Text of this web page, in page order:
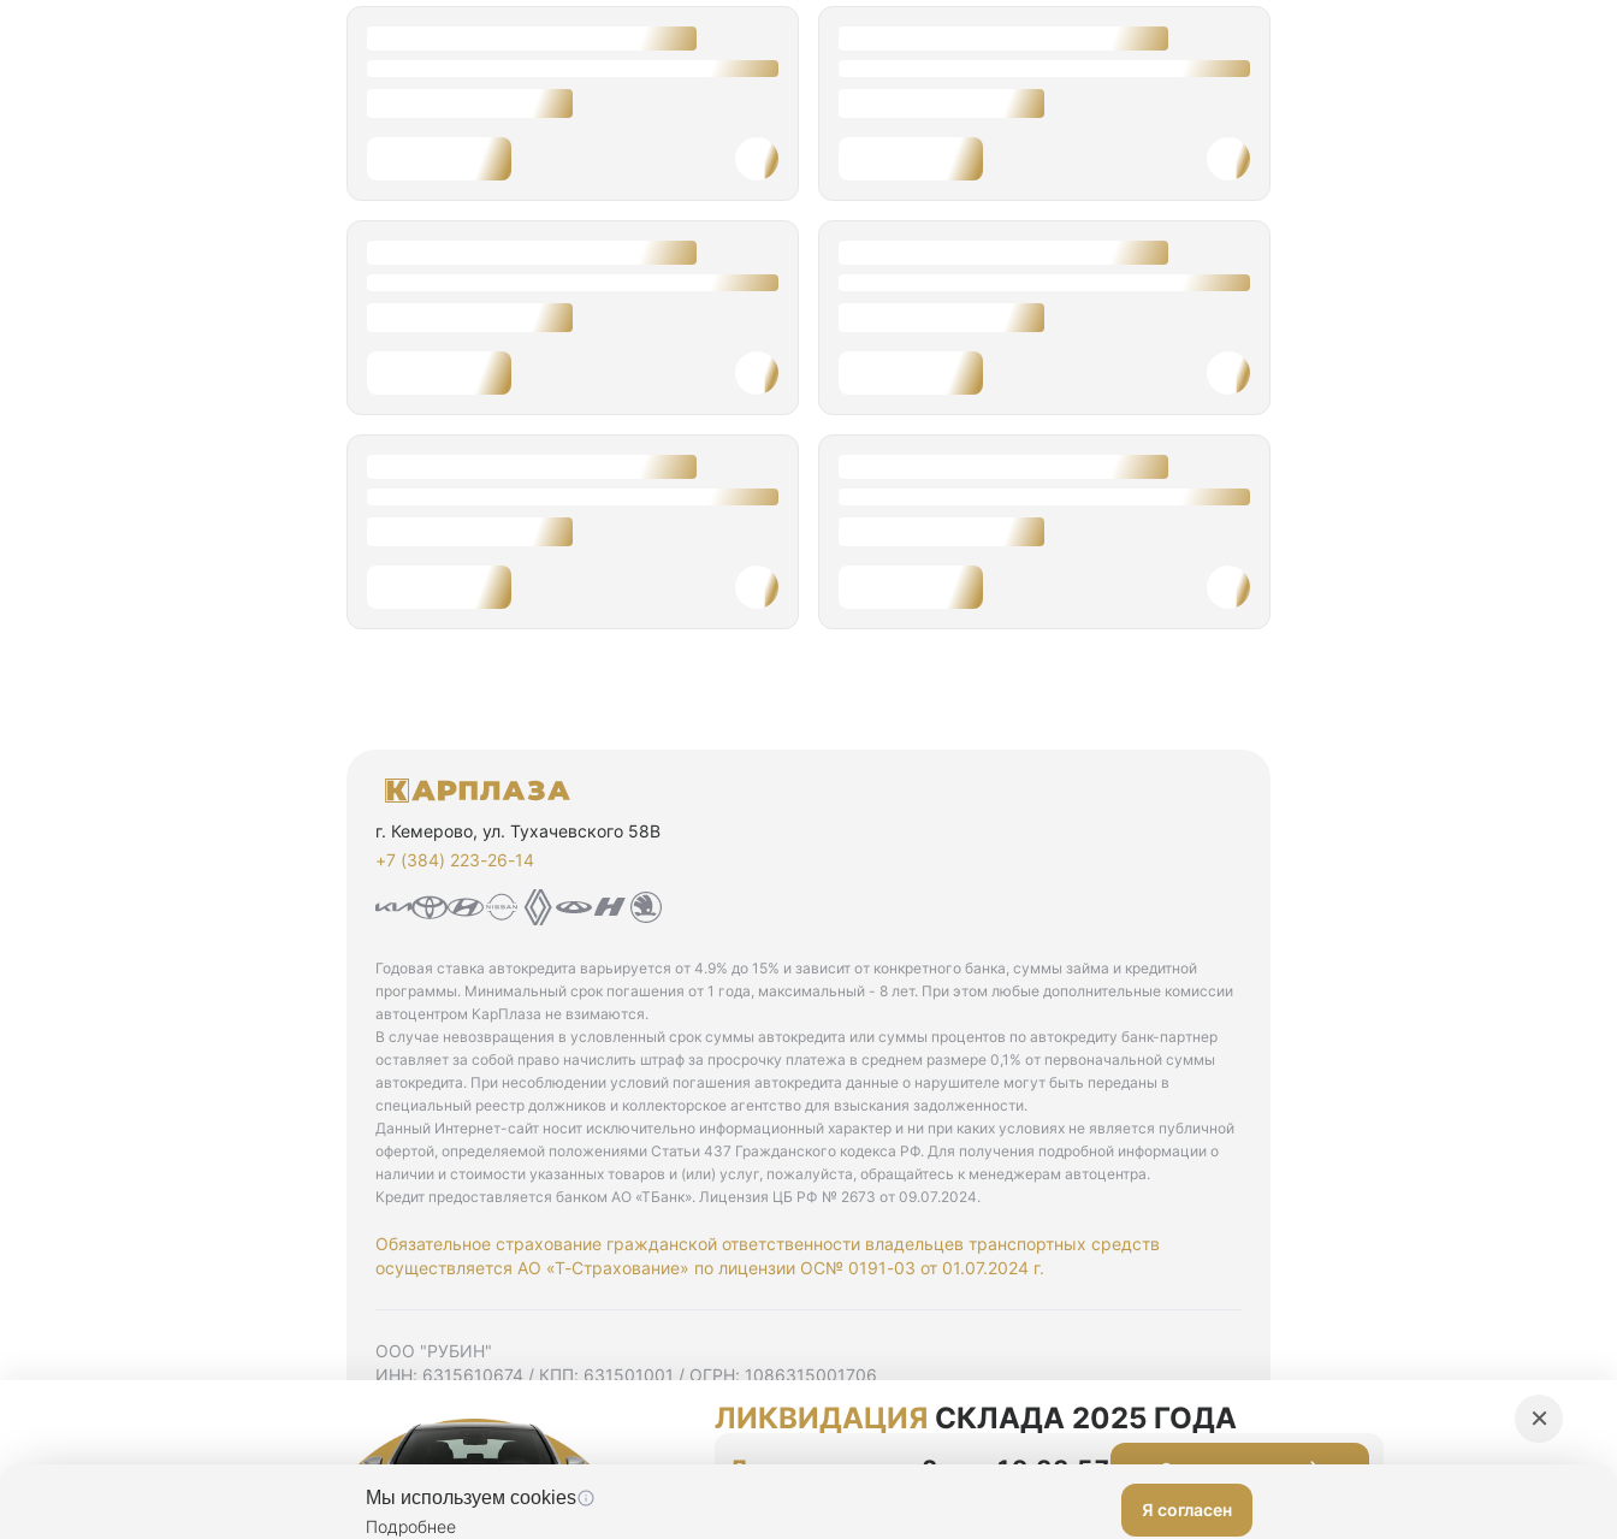
г. Кемерово, ул. Тухачевского 58В
+7 (384) 223-26-14‬
Годовая ставка автокредита варьируется от 4.9% до 15% и зависит от конкретного банка, суммы займа и кредитной
программы. Минимальный срок погашения от 1 года, максимальный - 8 лет. При этом любые дополнительные комиссии
автоцентром КарПлаза не взимаются.
В случае невозвращения в условленный срок суммы автокредита или суммы процентов по автокредиту банк-партнер
оставляет за собой право начислить штраф за просрочку платежа в среднем размере 0,1% от первоначальной суммы
автокредита. При несоблюдении условий погашения автокредита данные о нарушителе могут быть переданы в
специальный реестр должников и коллекторское агентство для взыскания задолженности.
Данный Интернет-сайт носит исключительно информационный характер и ни при каких условиях не является публичной
офертой, определяемой положениями Статьи 437 Гражданского кодекса РФ. Для получения подробной информации о
наличии и стоимости указанных товаров и (или) услуг, пожалуйста, обращайтесь к менеджерам автоцентра.
Кредит предоставляется банком АО «ТБанк». Лицензия ЦБ РФ № 2673 от 09.07.2024.
Обязательное страхование гражданской ответственности владельцев транспортных средств
осуществляется АО «Т-Страхование» по лицензии ОС№ 0191-03 от 01.07.2024 г.
ООО "РУБИН"
ИНН: 6315610674 / КПП: 631501001 / ОГРН: 1086315001706
Согласие на рекламную рассылку
Политика конфиденциальности
Мы используем cookies
Подробнее
Я согласен
ЛИКВИДАЦИЯ СКЛАДА 2025 ГОДА
До конца акции 2 дня 19:33:56 Оставить заявку
×